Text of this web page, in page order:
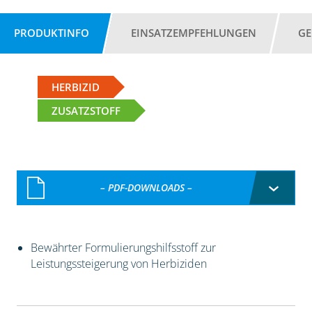
PRODUKTINFO EINSATZEMPFEHLUNGEN
HERBIZID
ZUSATZSTOFF
– PDF-DOWNLOADS –
Bewährter Formulierungshilfsstoff zur
Leistungssteigerung von Herbiziden